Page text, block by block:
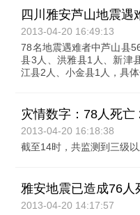
四川雅安芦山地震遇
2013-04-20 16:49:13
78名地震遇难者中芦山县
县3人、洪雅县1人、新津
江县2人、小金县1人，具
灾情数字：78人死亡
2013-04-20 16:18:38
截至14时，共监测到三级
雅安地震已造成76人
2013-04-20 14:17:57